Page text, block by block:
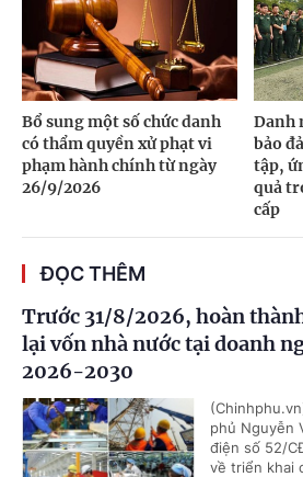
Bổ sung một số chức danh
có thẩm quyền xử phạt vi
phạm hành chính từ ngày
26/9/2026
Danh
bảo
tập,
quả
cấp
ĐỌC THÊM
Trước 31/8/2026, hoàn
lại vốn nhà nước tại doanh
2026-2030
phủ Nguyễn
điện số 52/
về triển khai